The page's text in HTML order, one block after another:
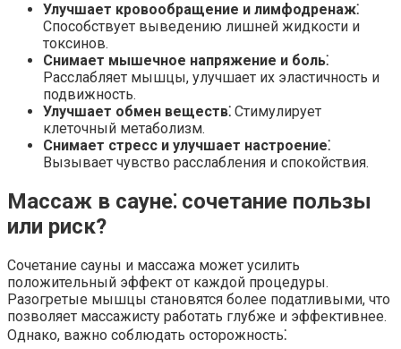
Улучшает кровообращение и лимфодренаж⁚
Способствует выведению лишней жидкости и
токсинов.
Снимает мышечное напряжение и боль⁚
Расслабляет мышцы, улучшает их эластичность и
подвижность.
Улучшает обмен веществ⁚ Стимулирует
клеточный метаболизм.
Снимает стресс и улучшает настроение⁚
Вызывает чувство расслабления и спокойствия.
Массаж в сауне⁚ сочетание пользы
или риск?
Сочетание сауны и массажа может усилить
положительный эффект от каждой процедуры.
Разогретые мышцы становятся более податливыми, что
позволяет массажисту работать глубже и эффективнее.
Однако, важно соблюдать осторожность⁚